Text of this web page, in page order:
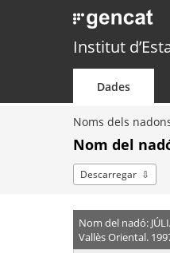
Institut
Dades
Noms dels
Nom del
Descarregar
Nom del nadó:
Vallès Oriental.